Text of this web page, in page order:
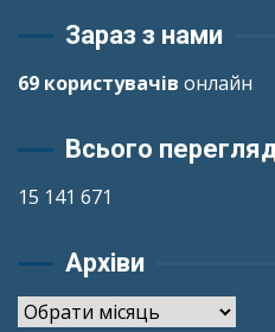
Зараз з нами
69 користувачів онлайн
Всього
15 141 671
Архіви
Архіви